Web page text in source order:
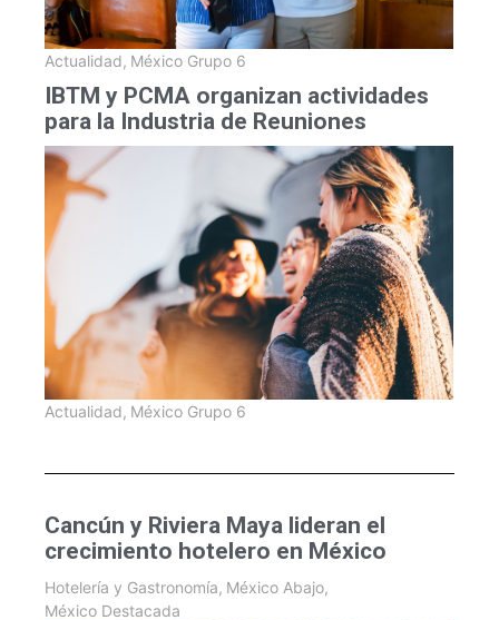
Actualidad, México Grupo 6
IBTM y PCMA organizan actividades
para la Industria de Reuniones
Actualidad, México Grupo 6
Cancún y Riviera Maya lideran el
crecimiento hotelero en México
Hotelería y Gastronomía, México Abajo,
México Destacada